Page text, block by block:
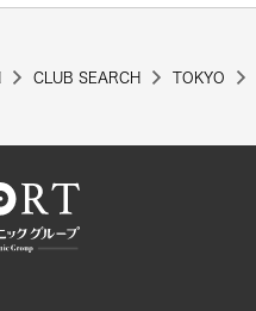
CLUB SEARCH TOKYO